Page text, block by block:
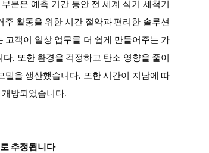
문은 예측 기간 동안 전 세계 식기 세척기
활동을 위한 시간 절약과 편리한 솔루션
고객이 일상 업무를 더 쉽게 만들어주는 가
. 또한 환경을 걱정하고 탄소 영향을 줄이
델을 생산했습니다. 또한 시간이 지남에 따
방되었습니다.
추정됩니다